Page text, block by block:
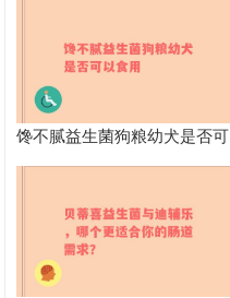
馋不腻益生菌狗粮幼犬是否可
以食用